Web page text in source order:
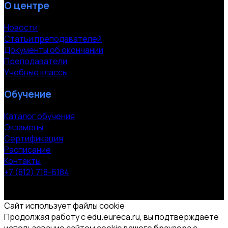
О центре
Новости
Статьи преподавателей
Документы об окончании
Преподаватели
Учебные классы
Обучение
Каталог обучения
Экзамены
Сертификация
Расписание
Контакты
+7 (812) 718-6184
Сайт использует файлы cookie
Продолжая работу с edu.eureca.ru, вы подтверждаете